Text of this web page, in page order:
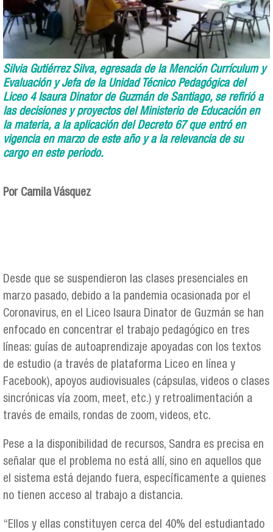
Silvia Gutiérrez Silva, egresada de la Mención Currículum y
Evaluación y Jefa de la Unidad Técnico Pedagógica del
Liceo 4 Isaura Dinator de Guzmán de Santiago, se refirió a
las decisiones y proyectos del Ministerio de Educación en
la materia, a la aplicación del Decreto 67 que entró en
vigencia en marzo de este año y a la relevancia de su
cargo en este periodo.
Por Camila Vásquez
Desde que se suspendieron las clases presenciales en
marzo pasado, debido a la pandemia ocasionada por el
Coronavirus, en el Liceo Isaura Dinator de Guzmán se han
enfocado en concentrar el trabajo pedagógico en tres
líneas: guías de autoaprendizaje apoyadas con los textos
de estudio (a través de plataforma Liceo en línea y
Facebook), apoyos audiovisuales (cápsulas, videos o clases
sincrónicas vía zoom, meet, etc.) y retroalimentación a
través de emails, rondas de zoom, videos, etc.
Pese a la disponibilidad de recursos, Sandra es precisa en
señalar que el problema no está allí, sino en aquellos que
el sistema está dejando fuera, específicamente a quienes
no tienen acceso al trabajo a distancia.
“Ellos y ellas constituyen cerca del 40% del estudiantado